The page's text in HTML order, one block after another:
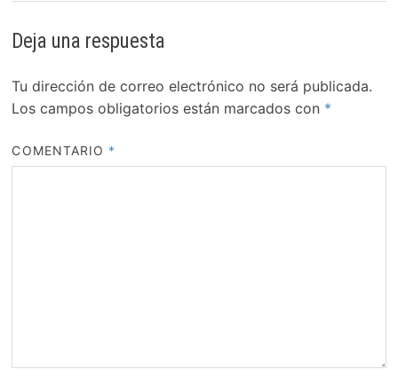
Deja una respuesta
Tu dirección de correo electrónico no será publicada.
Los campos obligatorios están marcados con *
COMENTARIO *